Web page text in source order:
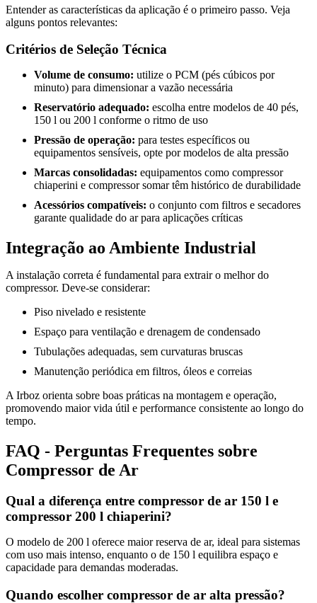
Entender as características da aplicação é o primeiro passo. Veja
alguns pontos relevantes:
Critérios de Seleção Técnica
Volume de consumo: utilize o PCM (pés cúbicos por
minuto) para dimensionar a vazão necessária
Reservatório adequado: escolha entre modelos de 40 pés,
150 l ou 200 l conforme o ritmo de uso
Pressão de operação: para testes específicos ou
equipamentos sensíveis, opte por modelos de alta pressão
Marcas consolidadas: equipamentos como compressor
chiaperini e compressor somar têm histórico de durabilidade
Acessórios compatíveis: o conjunto com filtros e secadores
garante qualidade do ar para aplicações críticas
Integração ao Ambiente Industrial
A instalação correta é fundamental para extrair o melhor do
compressor. Deve-se considerar:
Piso nivelado e resistente
Espaço para ventilação e drenagem de condensado
Tubulações adequadas, sem curvaturas bruscas
Manutenção periódica em filtros, óleos e correias
A Irboz orienta sobre boas práticas na montagem e operação,
promovendo maior vida útil e performance consistente ao longo do
tempo.
FAQ - Perguntas Frequentes sobre
Compressor de Ar
Qual a diferença entre compressor de ar 150 l e
compressor 200 l chiaperini?
O modelo de 200 l oferece maior reserva de ar, ideal para sistemas
com uso mais intenso, enquanto o de 150 l equilibra espaço e
capacidade para demandas moderadas.
Quando escolher compressor de ar alta pressão?